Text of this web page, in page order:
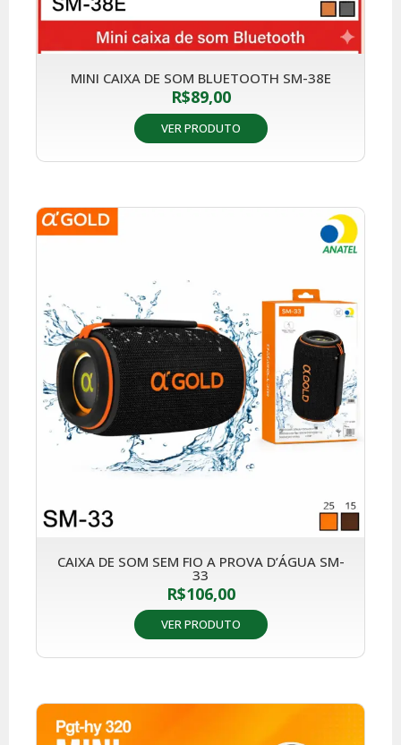
MINI CAIXA DE SOM BLUETOOTH SM-38E
R$89,00
VER PRODUTO
CAIXA DE SOM SEM FIO A PROVA D’ÁGUA SM-
33
R$106,00
VER PRODUTO